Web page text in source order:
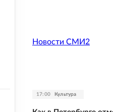
Новости СМИ2
17:00 Культура